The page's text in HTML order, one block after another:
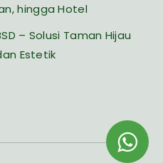
hingga Hotel
– Solusi Taman Hijau
Estetik